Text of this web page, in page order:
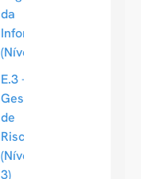
da
Informação
(Nível 3)
E.3 -
Gestão
de
Risco
(Nível
3)